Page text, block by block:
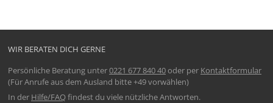
WIR BERATEN DICH GERNE
Persönliche Beratung unter0221 677 840 40oder per Kontaktformular
(Für Anrufe aus dem Ausland bitte +49 vorwählen)
In der Hilfe/FAQfindest du viele nützliche Antworten.